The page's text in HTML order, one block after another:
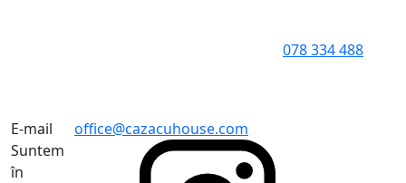
078 334 488
E-mail
office@cazacuhouse.com
Suntem
în